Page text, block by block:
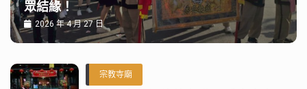
眾結緣！
2026 年 4 月 27 日
宗教寺廟